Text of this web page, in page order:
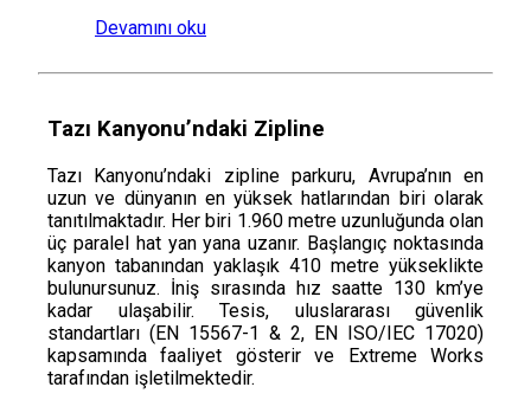
Devamını oku
Tazı Kanyonu’ndaki Zipline
Tazı Kanyonu’ndaki zipline parkuru, Avrupa’nın en
uzun ve dünyanın en yüksek hatlarından biri olarak
tanıtılmaktadır. Her biri 1.960 metre uzunluğunda olan
üç paralel hat yan yana uzanır. Başlangıç noktasında
kanyon tabanından yaklaşık 410 metre yükseklikte
bulunursunuz. İniş sırasında hız saatte 130 km’ye
kadar ulaşabilir. Tesis, uluslararası güvenlik
standartları (EN 15567-1 & 2, EN ISO/IEC 17020)
kapsamında faaliyet gösterir ve Extreme Works
tarafından işletilmektedir.